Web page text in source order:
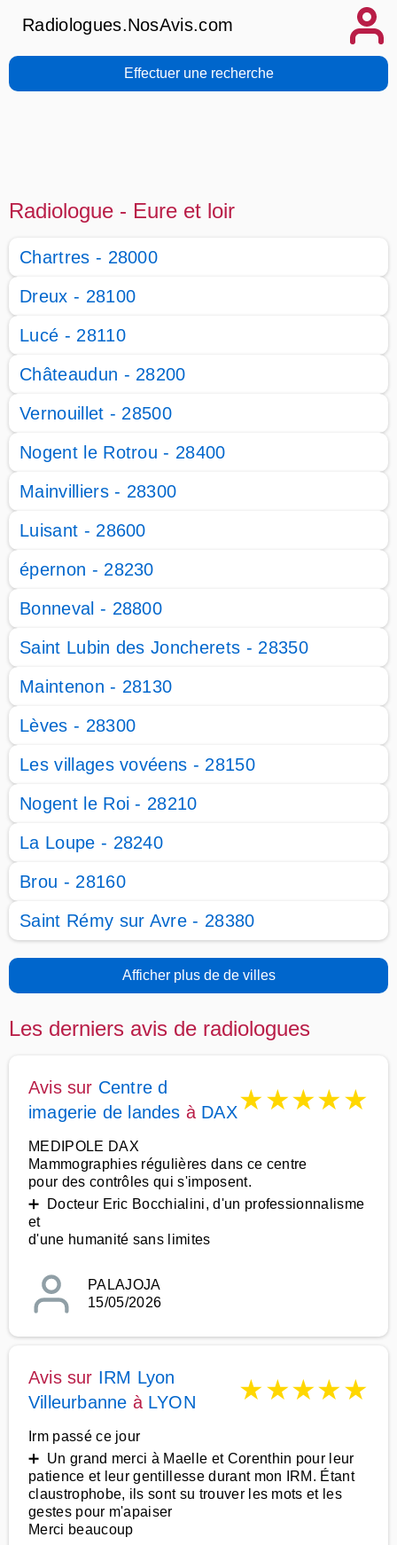
Radiologues.NosAvis.com
Effectuer une recherche
Radiologue - Eure et loir
Chartres - 28000
Dreux - 28100
Lucé - 28110
Châteaudun - 28200
Vernouillet - 28500
Nogent le Rotrou - 28400
Mainvilliers - 28300
Luisant - 28600
épernon - 28230
Bonneval - 28800
Saint Lubin des Joncherets - 28350
Maintenon - 28130
Lèves - 28300
Les villages vovéens - 28150
Nogent le Roi - 28210
La Loupe - 28240
Brou - 28160
Saint Rémy sur Avre - 28380
Afficher plus de de villes
Les derniers avis de radiologues
Avis sur Centre d
imagerie de landes à DAX★★★★★
MEDIPOLE DAX
Mammographies régulières dans ce centre
pour des contrôles qui s'imposent.
➕ Docteur Eric Bocchialini, d'un professionnalisme
et
d'une humanité sans limites
PALAJOJA
15/05/2026
Avis sur IRM Lyon
Villeurbanne à LYON ★★★★★
Irm passé ce jour
➕ Un grand merci à Maelle et Corenthin pour leur
patience et leur gentillesse durant mon IRM. Étant
claustrophobe, ils sont su trouver les mots et les
gestes pour m'apaiser
Merci beaucoup